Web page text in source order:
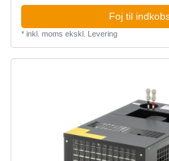
Foj til
* inkl. moms ekskl. Levering